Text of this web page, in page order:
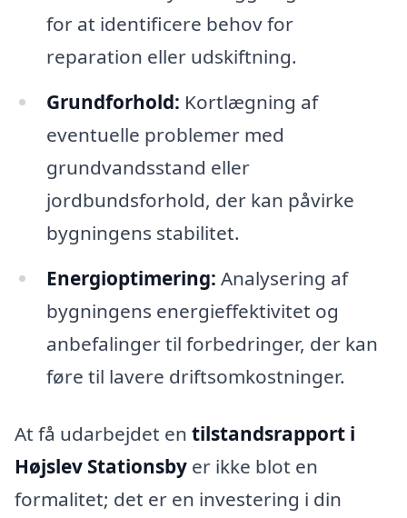
for at identificere behov for
reparation eller udskiftning.
Grundforhold: Kortlægning af
eventuelle problemer med
grundvandsstand eller
jordbundsforhold, der kan påvirke
bygningens stabilitet.
Energioptimering: Analysering af
bygningens energieffektivitet og
anbefalinger til forbedringer, der kan
føre til lavere driftsomkostninger.
At få udarbejdet en tilstandsrapport i
Højslev Stationsby er ikke blot en
formalitet; det er en investering i din